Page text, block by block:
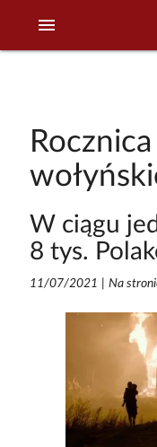
menu
W ciągu
8 tys.
11/07/2021 Na